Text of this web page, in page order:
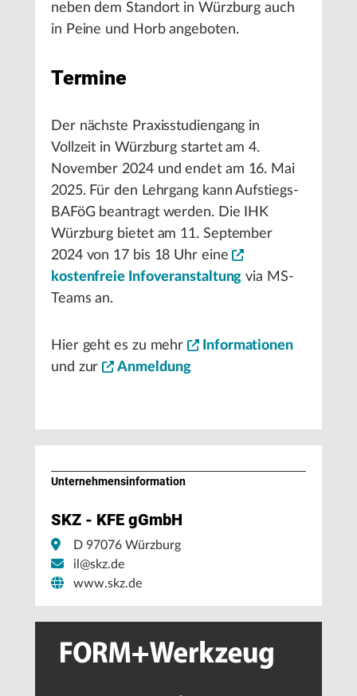
neben dem Standort in Würzburg auch
in Peine und Horb angeboten.
Termine
Der nächste Praxisstudiengang in
Vollzeit in Würzburg startet am 4.
November 2024 und endet am 16. Mai
2025. Für den Lehrgang kann Aufstiegs-
BAFöG beantragt werden. Die IHK
Würzburg bietet am 11. September
2024 von 17 bis 18 Uhr eine
kostenfreie Infoveranstaltung via MS-
Teams an.
Hier geht es zu mehr
Informationen
und zur
Anmeldung
Unternehmens­information
SKZ - KFE gGmbH
D 97076 Würzburg
il@skz.de
www.skz.de